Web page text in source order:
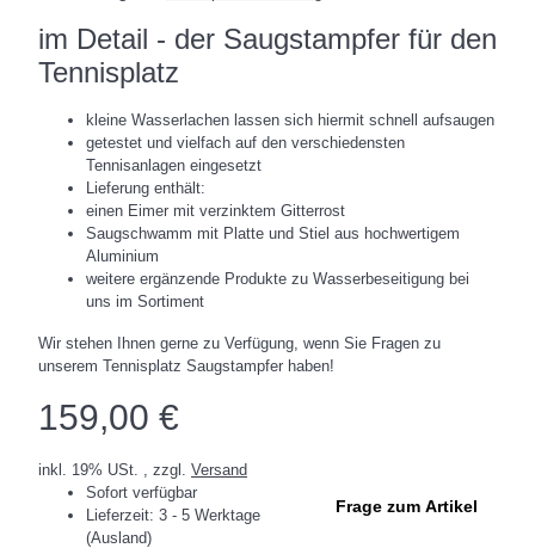
im Detail - der Saugstampfer für den
Tennisplatz
kleine Wasserlachen lassen sich hiermit schnell aufsaugen
getestet und vielfach auf den verschiedensten
Tennisanlagen eingesetzt
Lieferung enthält:
einen Eimer mit verzinktem Gitterrost
Saugschwamm mit Platte und Stiel aus hochwertigem
Aluminium
weitere ergänzende Produkte zu Wasserbeseitigung bei
uns im Sortiment
Wir stehen Ihnen gerne zu Verfügung, wenn Sie Fragen zu
unserem Tennisplatz Saugstampfer haben!
159,00 €
inkl. 19% USt. , zzgl. Versand
Sofort verfügbar
Lieferzeit: 3 - 5 Werktage
(Ausland)
Frage zum Artikel